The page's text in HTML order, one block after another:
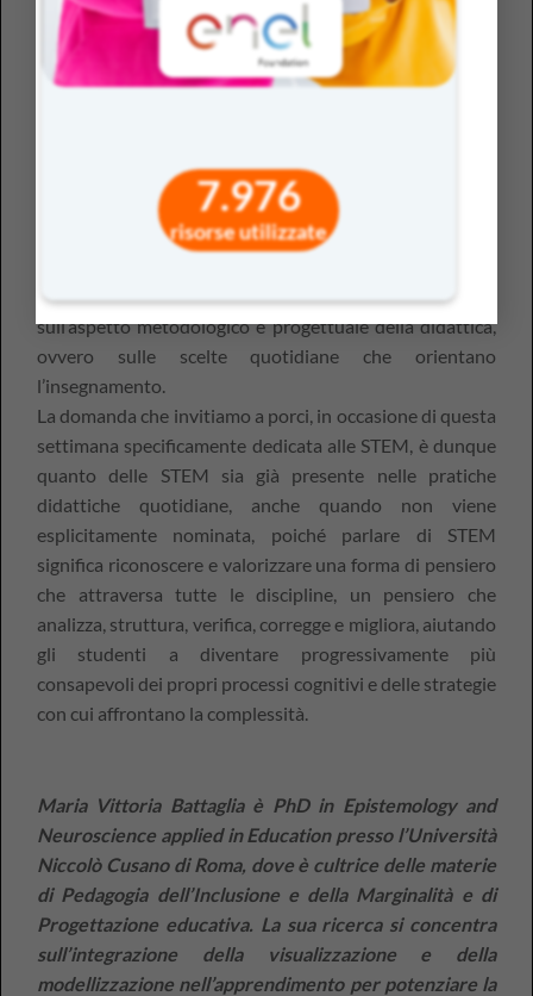
7.976
risorse utilizzate
educativi speciali , disturbi specifici dell’apprendimento
o difficoltà nella didattica tradizionale, ma anche per chi
manifesta una bassa motivazione o fatica a trovare
Le STEM come leva educativa trasversale
Le STEM oltre a rappresentare una risposta alle esigenze
dell’innovazione scientifica e tecnologica, possono
equitàepartecipazione, quando ci si sofferma
sull’aspetto metodologico e progettuale della didattica,
ovvero sulle scelte quotidiane che orientano
l’insegnamento.
La domanda che invitiamo a porci, in occasione di questa
settimana specificamente dedicata alle STEM, è dunque
quanto delle STEM sia già presente nelle pratiche
didattiche quotidiane, anche quando non viene
esplicitamente nominata, poiché parlare di STEM
significa riconoscere e valorizzare una forma di pensiero
che attraversa tutte le discipline, un pensiero che
analizza, struttura, verifica, corregge e migliora, aiutando
gli studenti a diventare progressivamente più
consapevoli dei propri processi cognitivi e delle strategie
con cui affrontano la complessità.
Maria Vittoria Battaglia è PhD in Epistemology and
Neuroscience applied in Education presso l’Università
Niccolò Cusano di Roma, dove è cultrice delle materie
di Pedagogia dell’Inclusione e della Marginalità e di
Progettazione educativa. La sua ricerca si concentra
sull’integrazione della visualizzazione e della
modellizzazione nell’apprendimento per potenziare la